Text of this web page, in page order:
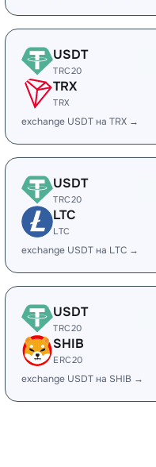
USDT
TRC20
TRX
TRX
exchange USDT на TRX →
USDT
TRC20
LTC
LTC
exchange USDT на LTC →
USDT
TRC20
SHIB
ERC20
exchange USDT на SHIB →